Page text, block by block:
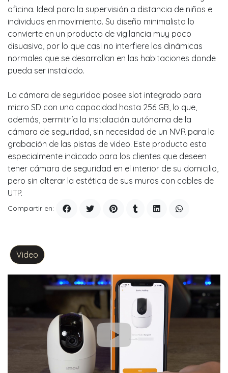
oficina. Ideal para la supervisión a distancia de niños e
individuos en movimiento. Su diseño minimalista lo
convierte en un producto de vigilancia muy poco
disuasivo, por lo que casi no interfiere las dinámicas
normales que se desarrollan en las habitaciones donde
pueda ser instalado.
La cámara de seguridad posee slot integrado para
micro SD con una capacidad hasta 256 GB, lo que,
además, permitiría la instalación autónoma de la
cámara de seguridad, sin necesidad de un NVR para la
grabación de las pistas de video. Este producto esta
especialmente indicado para los clientes que deseen
tener cámara de seguridad en el interior de su domicilio,
pero sin alterar la estética de sus muros con cables de
UTP.
Compartir en:
Video